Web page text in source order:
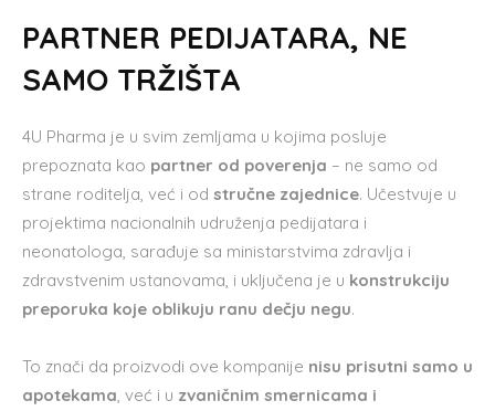
PARTNER PEDIJATARA, NE
SAMO TRŽIŠTA
4U Pharma je u svim zemljama u kojima posluje
prepoznata kao partner od poverenja – ne samo od
strane roditelja, već i od stručne zajednice. Učestvuje u
projektima nacionalnih udruženja pedijatara i
neonatologa, sarađuje sa ministarstvima zdravlja i
zdravstvenim ustanovama, i uključena je u konstrukciju
preporuka koje oblikuju ranu dečju negu.
To znači da proizvodi ove kompanije nisu prisutni samo u
apotekama, već i u zvaničnim smernicama i